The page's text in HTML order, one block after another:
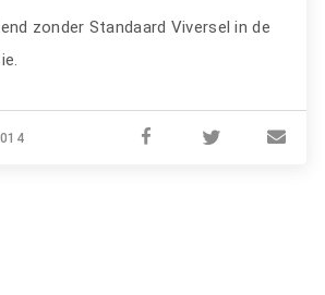
zonder Standaard Viversel in de